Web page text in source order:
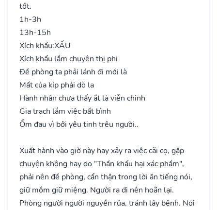
tốt.
1h-3h
13h-15h
Xích khẩu:XẤU
Xích khẩu lắm chuyên thị phi
Đề phòng ta phải lánh đi mới là
Mất của kíp phải dò la
Hành nhân chưa thấy ắt là viễn chinh
Gia trạch lắm việc bất bình
Ốm đau vì bởi yêu tinh trêu người..
Xuất hành vào giờ này hay xảy ra việc cãi cọ, gặp
chuyện không hay do "Thần khẩu hại xác phầm",
phải nên đề phòng, cẩn thận trong lời ăn tiếng nói,
giữ mồm giữ miệng. Người ra đi nên hoãn lại.
Phòng người người nguyền rủa, tránh lây bệnh. Nói